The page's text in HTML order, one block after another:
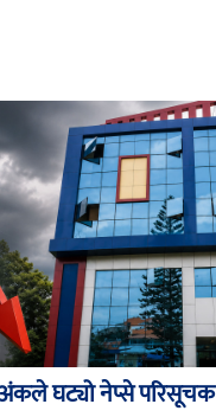
अंकले घट्यो नेप्से परिसूचक